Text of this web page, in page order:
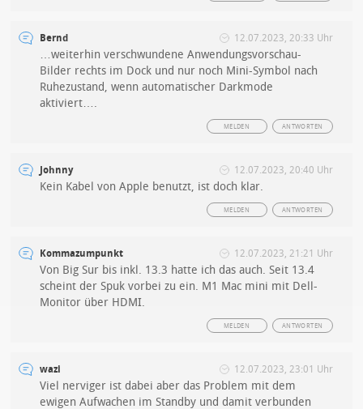
Bernd 12.07.2023, 20:33 Uhr
…weiterhin verschwundene Anwendungsvorschau-
Bilder rechts im Dock und nur noch Mini-Symbol nach
Ruhezustand, wenn automatischer Darkmode
aktiviert….
ANTWORTEN
MELDEN
Johnny 12.07.2023, 20:40 Uhr
Kein Kabel von Apple benutzt, ist doch klar.
ANTWORTEN
MELDEN
Kommazumpunkt 12.07.2023, 21:21 Uhr
Von Big Sur bis inkl. 13.3 hatte ich das auch. Seit 13.4
scheint der Spuk vorbei zu ein. M1 Mac mini mit Dell-
Monitor über HDMI.
ANTWORTEN
MELDEN
wazi 12.07.2023, 23:01 Uhr
Viel nerviger ist dabei aber das Problem mit dem
ewigen Aufwachen im Standby und damit verbunden